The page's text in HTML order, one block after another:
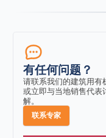
有任何问题？
请联系我们的建筑用有
或立即与当地销售代
解。
联系专家